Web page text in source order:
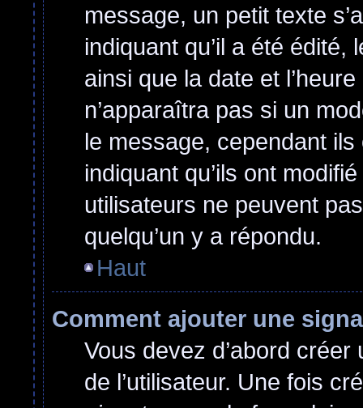
message, un petit texte
indiquant qu’il a été édité,
ainsi que la date et
n’apparaîtra pas si un
le message, cependant
indiquant qu’ils ont
utilisateurs ne peuvent
quelqu’un y a répondu.
Haut
Comment ajouter une
Vous devez d’abord
de l’utilisateur. Une fois